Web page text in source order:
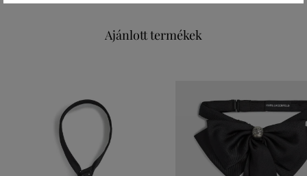
Ajánlott termékek